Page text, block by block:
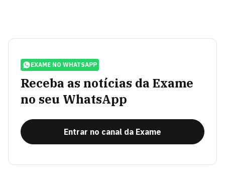
EXAME NO WHATSAPP
Receba as notícias da Exame
no seu WhatsApp
Entrar no canal da Exame